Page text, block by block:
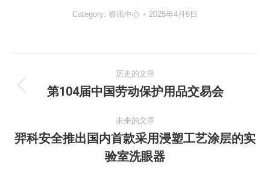
Category: 资讯中心 2025年4月9日
章
航
历史的文章
历
的
文
章：
第104届中国劳动保护用品交易会
未来的文章
未
来
羿科安全推出国内首款采用浸塑工艺涂层的实
验室洗眼器